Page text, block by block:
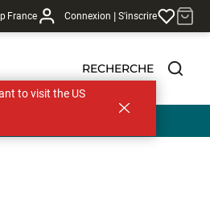
France Connexion | S'inscrire
RECHERCHE
to visit the US